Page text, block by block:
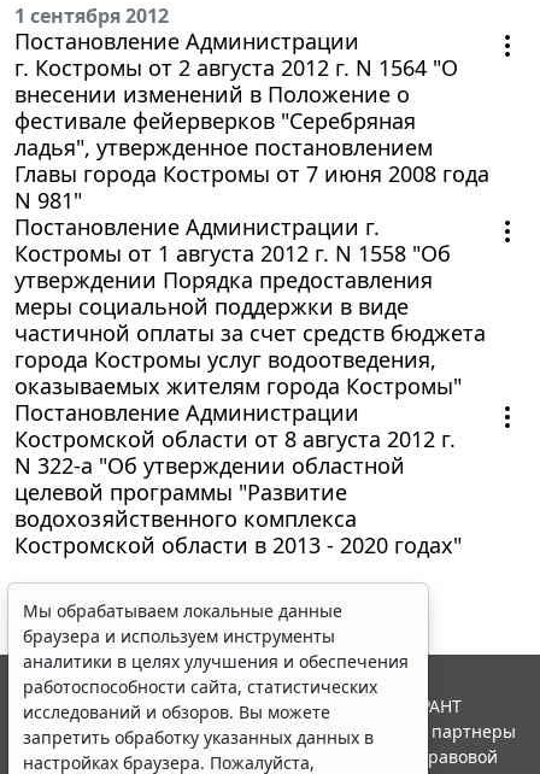
1 сентября 2012
Постановление Администрации
г. Костромы от 2 августа 2012 г. N 1564 "О
внесении изменений в Положение о
фестивале фейерверков "Серебряная
ладья", утвержденное постановлением
Главы города Костромы от 7 июня 2008 года
N 981"
Постановление Администрации г.
Костромы от 1 августа 2012 г. N 1558 "Об
утверждении Порядка предоставления
меры социальной поддержки в виде
частичной оплаты за счет средств бюджета
города Костромы услуг водоотведения,
оказываемых жителям города Костромы"
Постановление Администрации
Костромской области от 8 августа 2012 г.
N 322-а "Об утверждении областной
целевой программы "Развитие
водохозяйственного комплекса
Костромской области в 2013 - 2020 годах"
Мы обрабатываем локальные данные
браузера и используем инструменты
аналитики в целях улучшения и обеспечения
работоспособности сайта, статистических
исследований и обзоров. Вы можете
запретить обработку указанных данных в
настройках браузера. Пожалуйста,
© ООО "НПП "ГАРАНТ-СЕРВИС", 2026. Система ГАРАНТ
выпускается с 1990 года. Компания "Гарант" и ее партнеры
являются участниками Российской ассоциации правовой